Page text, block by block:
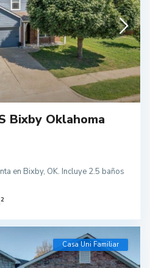
Bixby Oklahoma
en Bixby, OK. Incluye 2.5 baños
2
Casa Uni Familiar